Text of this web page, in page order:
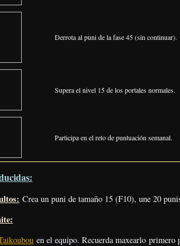
Derrota al puni de la fase 45 (sin continuar).
Supera el nivel 15 de los portales normales.
Participa en el reto de puntuación semanal.
Crea un puni de tamaño 15 (F10), une 20
en el equipo. Recuerda maxearlo primero